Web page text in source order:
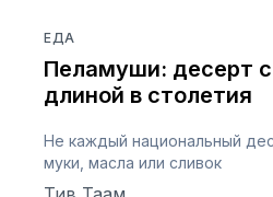
ЕДА
Пеламуши: десерт
длиной в столетия
Не каждый национальный
муки, масла или сливок